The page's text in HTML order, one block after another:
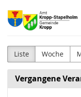
Zum
Haupt-
Inhalt
Amt
Kropp-
Liste Woche
Vergangene